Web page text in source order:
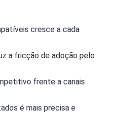
cresce a cada
a fricção de adoção pelo
frente a canais
é mais precisa e